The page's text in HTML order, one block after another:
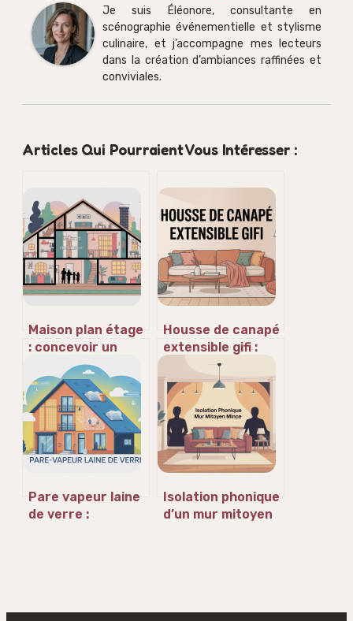
Je suis Éléonore, consultante en
scénographie événementielle et stylisme
culinaire, et j’accompagne mes lecteurs
dans la création d’ambiances raffinées et
conviviales.
Articles Qui Pourraient Vous Intéresser :
Maison plan étage
: concevoir un
fonctionnel,
moderne et
confortable
Housse de canapé
extensible gifi :
comment choisir
le meilleur modèle
pour votre salon
Pare vapeur laine
de verre :
Isolation phonique
d’un mur mitoyen